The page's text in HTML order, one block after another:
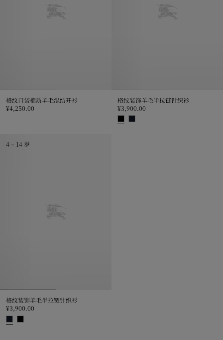
格纹口袋棉质羊毛混纺开衫
¥4,250.00
格纹口袋棉质羊毛混纺开衫, ¥4,250.00
格纹装饰羊毛半拉链针织衫
¥3,900.00
4 – 14 岁
格纹装饰羊毛半拉链针织衫
¥3,900.00